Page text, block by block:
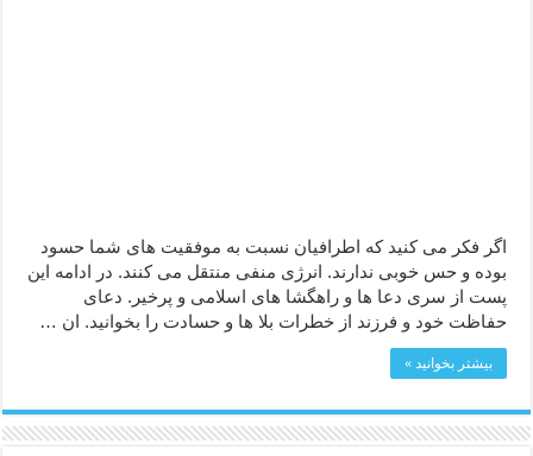
اگر فکر می کنید که اطرافیان نسبت به موفقیت های شما حسود
بوده و حس خوبی ندارند. انرژی منفی منتقل می کنند. در ادامه این
پست از سری دعا ها و راهگشا های اسلامی و پرخیر. دعای
حفاظت خود و فرزند از خطرات بلا ها و حسادت را بخوانید. ان …
بیشتر بخوانید »